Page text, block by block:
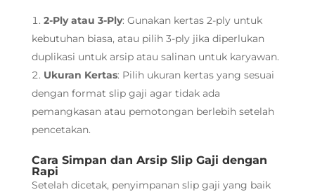
2-Ply atau 3-Ply: Gunakan kertas 2-ply untuk
kebutuhan biasa, atau pilih 3-ply jika diperlukan
duplikasi untuk arsip atau salinan untuk karyawan.
Ukuran Kertas: Pilih ukuran kertas yang sesuai
dengan format slip gaji agar tidak ada
pemangkasan atau pemotongan berlebih setelah
pencetakan.
Cara Simpan dan Arsip Slip Gaji dengan
Rapi
Setelah dicetak, penyimpanan slip gaji yang baik